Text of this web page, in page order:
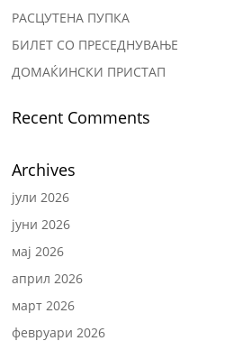
РАСЦУТЕНА ПУПКА
БИЛЕТ СО ПРЕСЕДНУВАЊЕ
ДОМАЌИНСКИ ПРИСТАП
Recent Comments
Archives
јули 2026
јуни 2026
мај 2026
април 2026
март 2026
февруари 2026